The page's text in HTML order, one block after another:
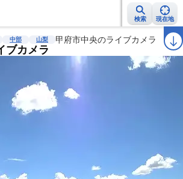
検索 現在地
報 地震情報 警報・注意報 2週間天気 ラ
中部 山梨 甲府市中央のライブカメラ
ブカメラ